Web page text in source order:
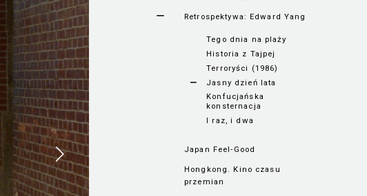
Retrospektywa: Edward Yang
Tego dnia na plaży
Historia z Tajpej
Terroryści (1986)
Jasny dzień lata
Konfucjańska
konsternacja
I raz, i dwa
Japan Feel-Good
Hongkong. Kino czasu
przemian